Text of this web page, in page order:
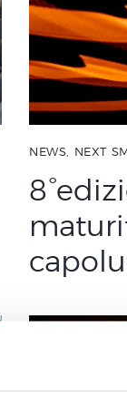
NEWS NEXT